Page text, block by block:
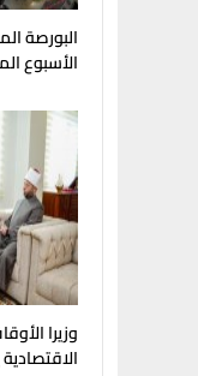
الأسبوع
وزيرا